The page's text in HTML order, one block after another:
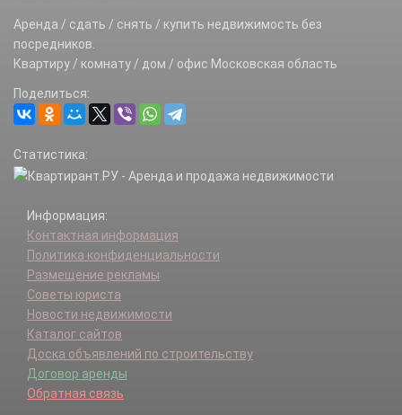
Аренда / сдать / снять / купить недвижимость без
посредников.
Квартиру / комнату / дом / офис Московская область
Поделиться:
Статистика:
Информация:
Контактная информация
Политика конфиденциальности
Размещение рекламы
Советы юриста
Новости недвижимости
Каталог сайтов
Доска объявлений по строительству
Договор аренды
Обратная связь